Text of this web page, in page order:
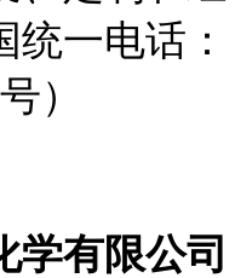
一电话：
）
学有限公司